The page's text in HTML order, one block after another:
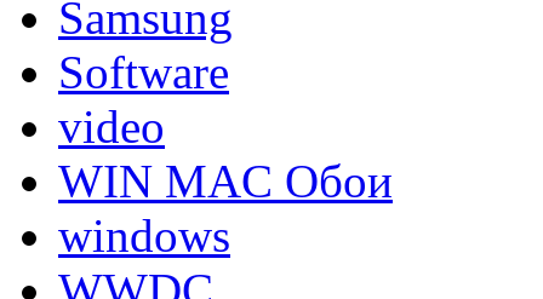
Samsung
Software
video
WIN MAC Обои
windows